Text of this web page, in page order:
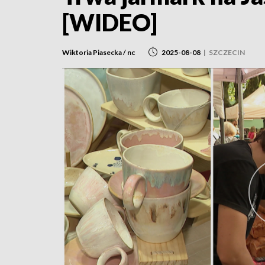
[WIDEO]
Wiktoria Piasecka / nc 2025-08-08 | SZCZECIN